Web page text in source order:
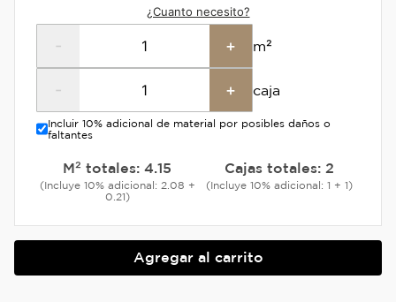
¿Cuanto necesito?
- + m²
- + caja
Incluir 10% adicional de material por posibles daños o
faltantes
M² totales: 4.15
(Incluye 10% adicional: 2.08 +
0.21)
Cajas totales: 2
(Incluye 10% adicional: 1 + 1)
Agregar al carrito